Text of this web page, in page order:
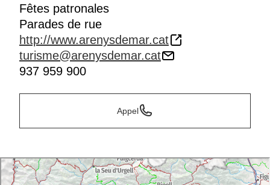
Fêtes patronales
Parades de rue
http://www.arenysdemar.cat
turisme@arenysdemar.cat
937 959 900
Appel